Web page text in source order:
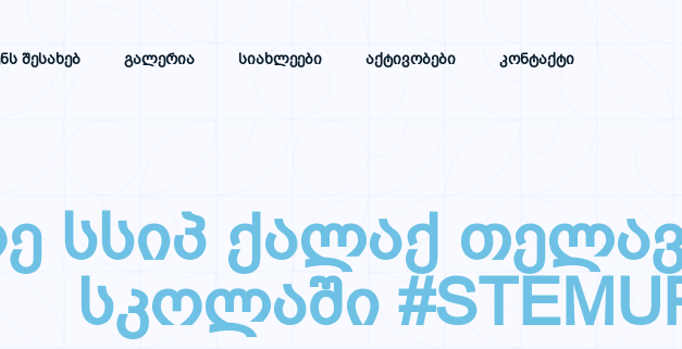
Შესახებ Გალერია Სიახლეები Აქტივობები Კონტაქტი
სსიპ ქალაქ
სკოლაში